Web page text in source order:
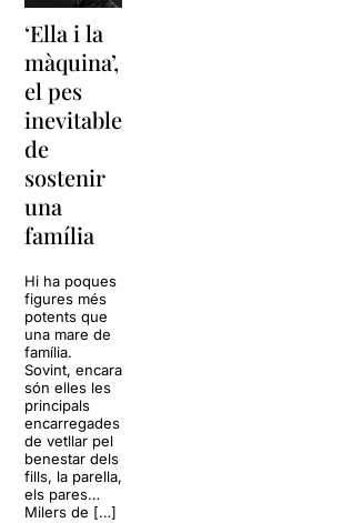
‘Ella i la
màquina’,
el pes
inevitable
de
sostenir
una
família
Hi ha poques
figures més
potents que
una mare de
família.
Sovint, encara
són elles les
principals
encarregades
de vetllar pel
benestar dels
fills, la parella,
els pares…
Milers de […]